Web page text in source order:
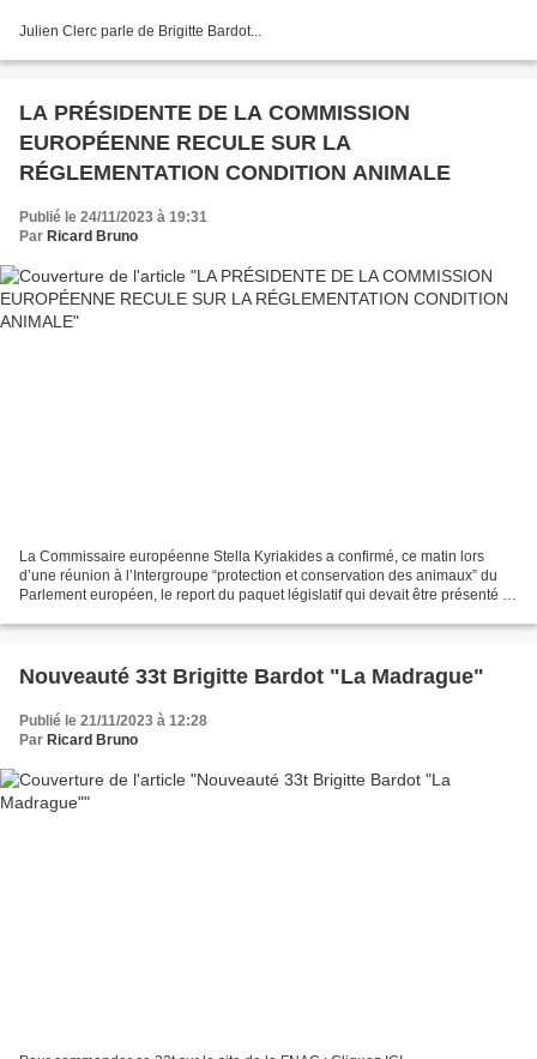
Julien Clerc parle de Brigitte Bardot...
LA PRÉSIDENTE DE LA COMMISSION
EUROPÉENNE RECULE SUR LA
RÉGLEMENTATION CONDITION ANIMALE
Publié le 24/11/2023 à 19:31
Par Ricard Bruno
La Commissaire européenne Stella Kyriakides a confirmé, ce matin lors
d’une réunion à l’Intergroupe “protection et conservation des animaux” du
Parlement européen, le report du paquet législatif qui devait être présenté fin
Nouveauté 33t Brigitte Bardot "La Madrague"
Publié le 21/11/2023 à 12:28
Par Ricard Bruno